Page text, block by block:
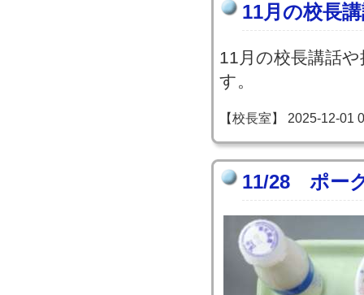
11月の校長
11月の校長講話
す。
【校長室】 2025-12-01
11/28 ポー